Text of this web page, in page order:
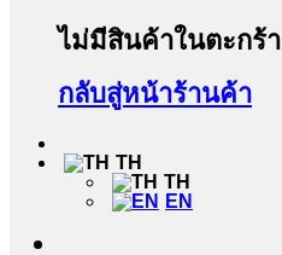
ไม่มีสินค้าในตะกร้า
กลับสู่หน้าร้านค้า
TH
TH
EN